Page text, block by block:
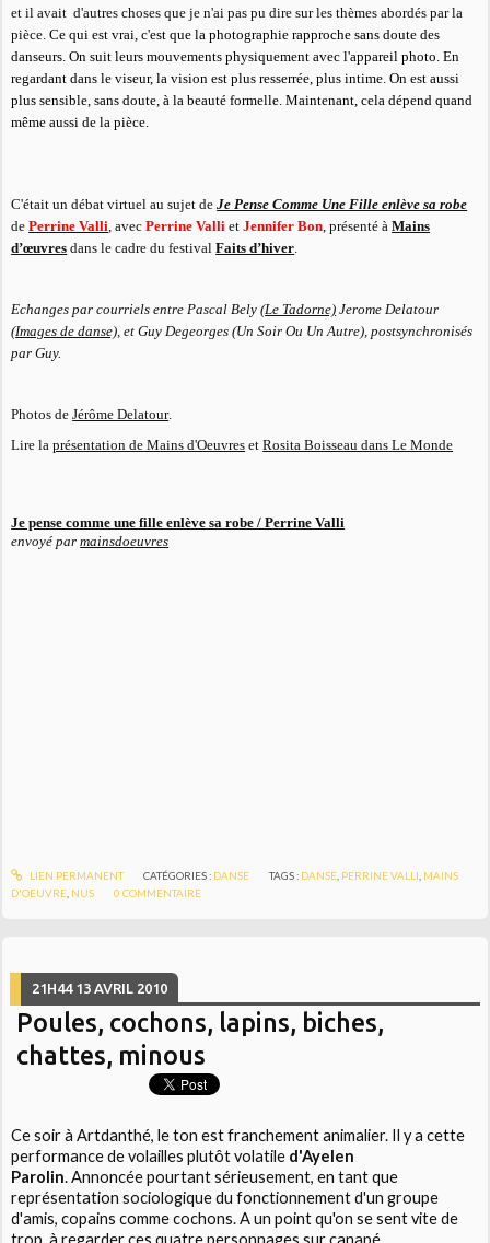
et il avait d'autres choses que je n'ai pas pu dire sur les thèmes abordés par la
pièce.Ce qui est vrai, c'est que la photographie rapproche sans doute des
danseurs. On suit leurs mouvements physiquement avec l'appareil photo. En
regardant dans le viseur, la vision est plus resserrée, plus intime. On est aussi
plus sensible, sans doute, à la beauté formelle. Maintenant, cela dépend quand
même aussi de la pièce.
C'était un débat virtuel au sujet de Je Pense Comme Une Fille enlève sa robe
dePerrine Valli , avecPerrine Valli etJennifer Bon , présenté àMains
d’œuvres dans le cadre du festivalFaits d’hiver
Echanges par courriels entre Pascal Bely (Le Tadorne) Jerome Delatour
(Images de danse), et Guy Degeorges (Un Soir Ou Un Autre), postsynchronisés
par Guy.
Photos deJérôme Delatour.
Lire laprésentation de Mains d'Oeuvres etRosita Boisseau dans Le Monde
Je pense comme une fille enlève sa robe / Perrine Valli
envoyé parmainsdoeuvres
LIEN PERMANENT CATÉGORIES : DANSE TAGS : DANSE PERRINE VALLI MAINS
D'OEUVRE NUS 0 COMMENTAIRE
21H44 13 AVRIL 2010
Poules, cochons, lapins, biches,
chattes, minous
Ce soir à Artdanthé, le ton est franchement animalier. Il y a cette
performance de volailles plutôt volatile d'Ayelen
Parolin. Annoncée pourtant sérieusement, en tant que
représentation sociologique du fonctionnement d'un groupe
d'amis, copains comme cochons. A un point qu'on se sent vite de
trop, à regarder ces quatre personnages sur canapé,